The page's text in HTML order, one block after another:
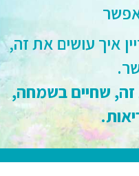
איך עושים את זה,
שחיים בשמחה,